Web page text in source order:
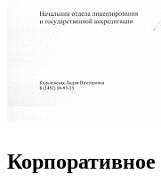
Корпоративное